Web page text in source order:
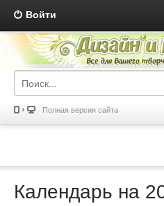
Войти
Полная версия сайта
Календарь на